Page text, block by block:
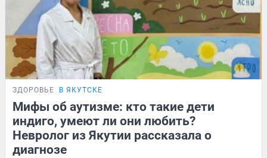
ЗДОРОВЬЕ В ЯКУТСКЕ
Мифы об аутизме: кто такие дети
индиго, умеют ли они любить?
Невролог из Якутии рассказала о
диагнозе